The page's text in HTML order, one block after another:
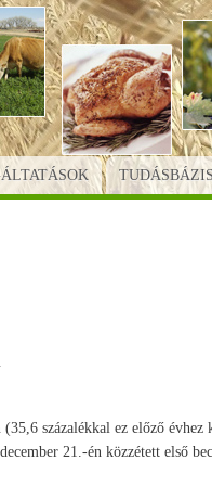
TUDÁSBÁZIS
százalékkal ez előző évhez
21.-én közzétett első